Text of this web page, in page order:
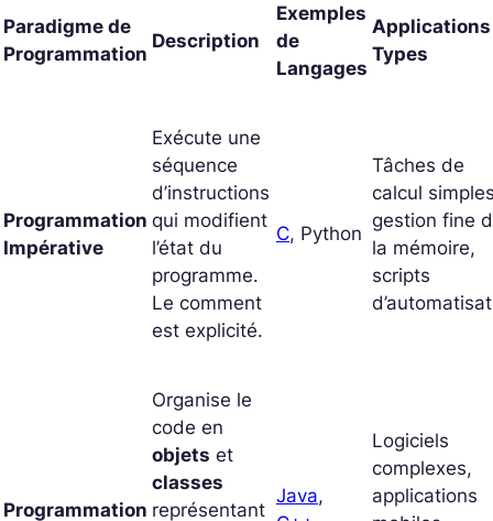
Paradigme de
Programmation
Description
Exemples
de
Langages
Applications
Types
Programmation
Impérative
Exécute une
séquence
d’instructions
qui modifient
l’état du
programme.
Le comment
est explicité.
C, Python
Tâches de
calcul
gestion fine
la mémoire,
scripts
Programmation
Organise le
code en
objets et
classes
représentant
Java,
Logiciels
complexes,
applications